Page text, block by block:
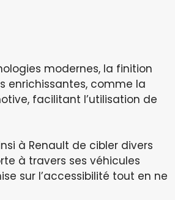
modernes, la finition
enrichissantes, comme la
facilitant l’utilisation de
à Renault de cibler divers
à travers ses véhicules
sur l’accessibilité tout en ne